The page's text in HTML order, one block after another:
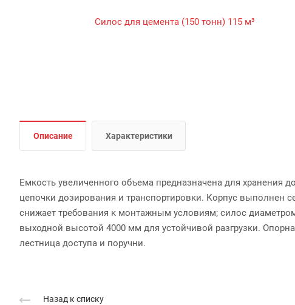
Описание Характеристики
Емкость увеличенного объема предназначена для хранения
цепочки дозирования и транспортировки. Корпус выполнен
снижает требования к монтажным условиям; силос
выходной высотой 4000 мм для устойчивой разгрузки.
лестница доступа и поручни.
Назад к списку